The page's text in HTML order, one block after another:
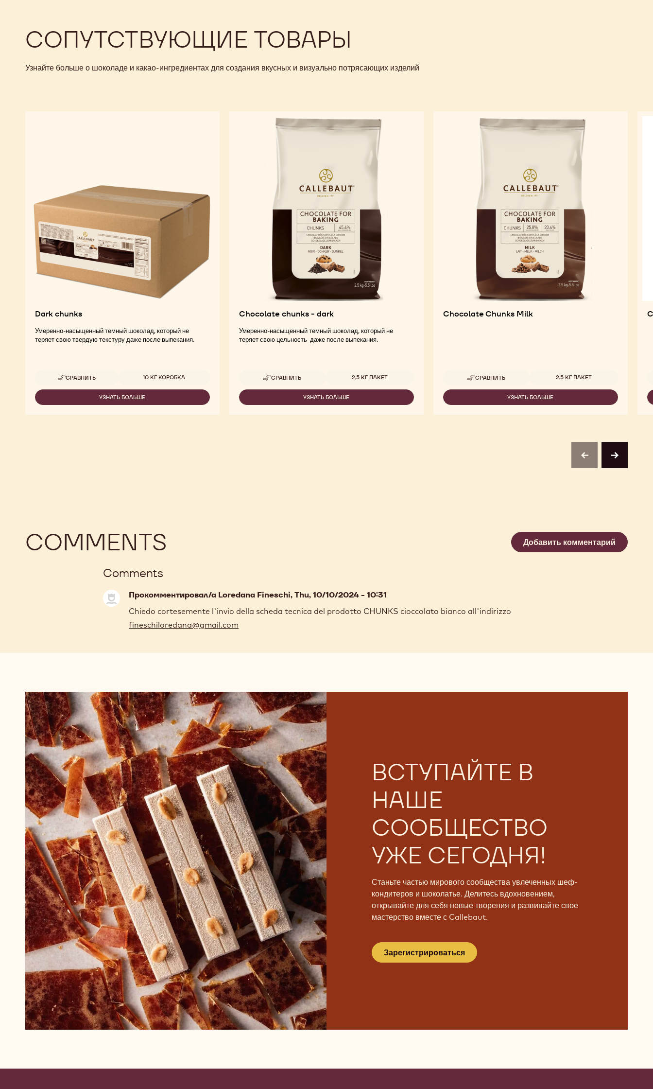
СОПУТСТВУЮЩИЕ ТОВАРЫ
Узнайте больше о шоколаде и какао-ингредиентах для создания вкусных и визуально потрясающих изделий
Dark chunks
Умеренно-насыщенный темный шоколад, который не
теряет свою твердую текстуру даже после выпекания.
СРАВНИТЬ
-
DARK
CHUNKS
Доступные размеры
10 КГ КОРОБКА
УЗНАТЬ БОЛЬШЕ
-
Chocolate chunks - dark
Умеренно-насыщенный темный шоколад, который не
теряет свою цельность даже после выпекания.
СРАВНИТЬ
-
CHOCOLATE
CHUNKS
-
Доступные размеры
2,5 КГ ПАКЕТ
УЗНАТЬ БОЛЬШЕ
-
Chocolate Chunks Milk
СРАВНИТЬ
-
CHOCOLATE
CHUNKS
MILK
Доступные размеры
2,5 КГ ПАКЕТ
УЗНАТЬ БОЛЬШЕ
-
previousnext
COMMENTS Добавить комментарий
Comments
Прокомментировал/а Loredana Fineschi, Thu, 10/10/2024 - 10:31
Chiedo cortesemente l'invio della scheda tecnica del prodotto CHUNKS cioccolato bianco all'indirizzo
fineschiloredana@gmail.com
ВСТУПАЙТЕ В
НАШЕ
СООБЩЕСТВО
УЖЕ СЕГОДНЯ!
Станьте частью мирового сообщества увлеченных шеф-
кондитеров и шоколатье. Делитесь вдохновением,
открывайте для себя новые творения и развивайте свое
мастерство вместе с Callebaut.
Зарегистрироваться